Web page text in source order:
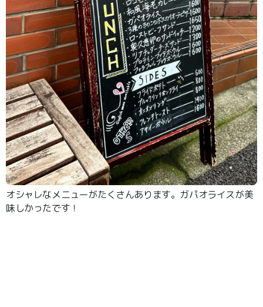
オシャレなメニューがたくさんあります。ガパオライスが美
味しかったです！